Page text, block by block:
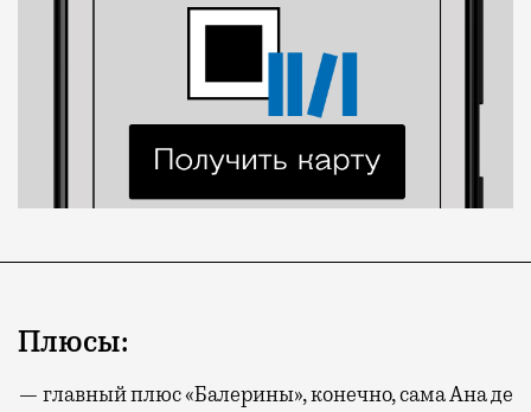
Плюсы:
— главный плюс «Балерины», конечно, сама Ана де